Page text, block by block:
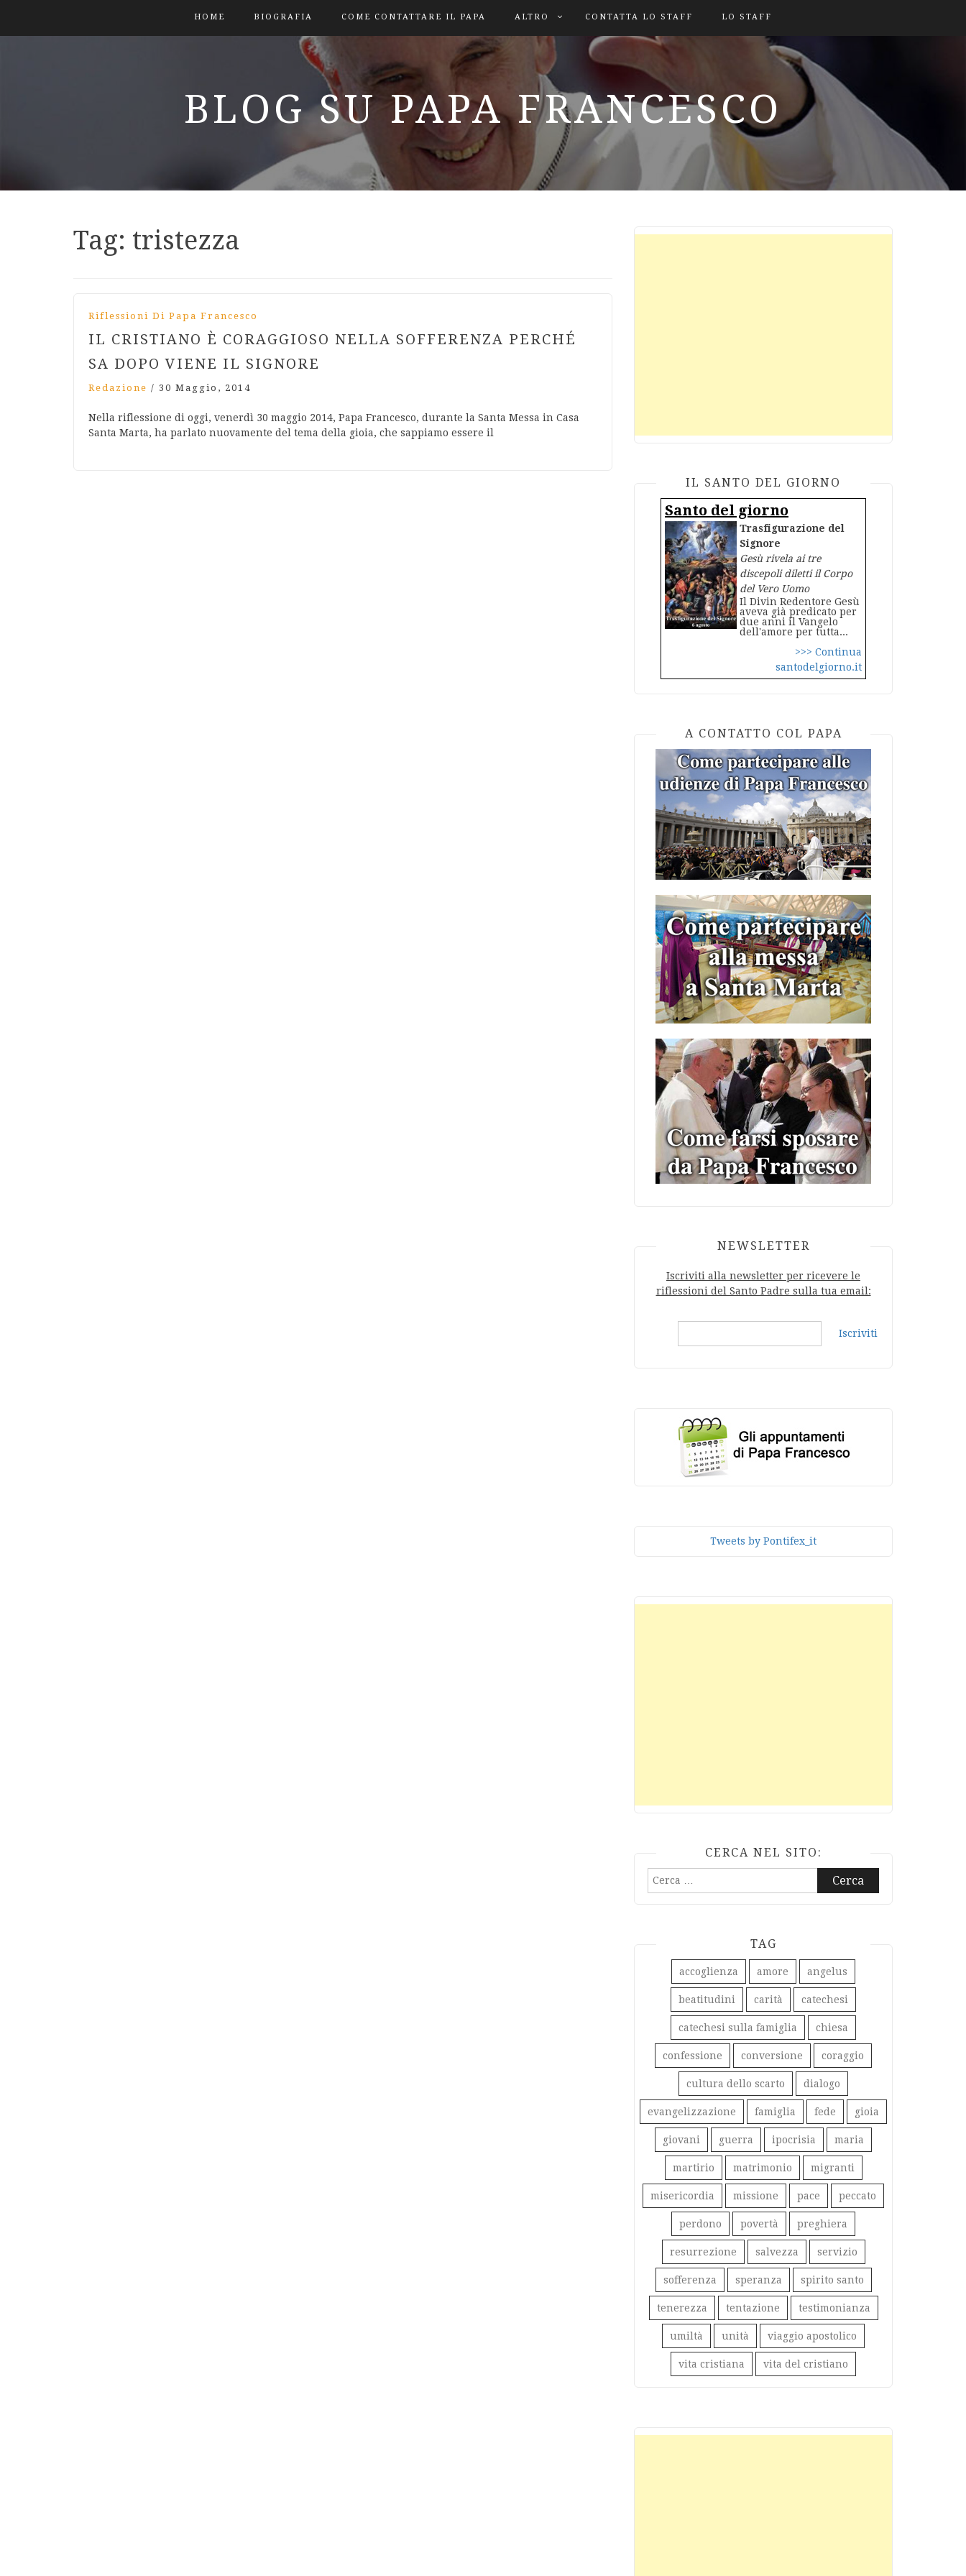
HOME BIOGRAFIA COME CONTATTARE IL PAPA ALTRO CONTATTA LO STAFF LO STAFF
BLOG SU PAPA FRANCESCO
Tag: tristezza
Riflessioni Di Papa Francesco
IL CRISTIANO È CORAGGIOSO NELLA SOFFERENZA PERCHÉ
SA DOPO VIENE IL SIGNORE
Redazione / 30 Maggio, 2014
Nella riflessione di oggi, venerdì 30 maggio 2014, Papa Francesco, durante la Santa Messa in Casa
Santa Marta, ha parlato nuovamente del tema della gioia, che sappiamo essere il
IL SANTO DEL GIORNO
Santo del giorno
Trasfigurazione del
Signore
Gesù rivela ai tre
discepoli diletti il Corpo
del Vero Uomo
Il Divin Redentore Gesù
aveva già predicato per
due anni il Vangelo
dell'amore per tutta...
>>> Continua
santodelgiorno.it
A CONTATTO COL PAPA
NEWSLETTER
Iscriviti alla newsletter per ricevere le
riflessioni del Santo Padre sulla tua email:
Iscriviti
Tweets by Pontifex_it
CERCA NEL SITO:
Ricerca
TAG
accoglienza amore angelus
beatitudini carità catechesi
catechesi sulla famiglia chiesa
confessione conversione coraggio
cultura dello scarto dialogo
evangelizzazione famiglia fede gioia
giovani guerra ipocrisia maria
martirio matrimonio migranti
misericordia missione pace peccato
perdono povertà preghiera
resurrezione salvezza servizio
sofferenza speranza spirito santo
tenerezza tentazione testimonianza
umiltà unità viaggio apostolico
vita cristiana vita del cristiano